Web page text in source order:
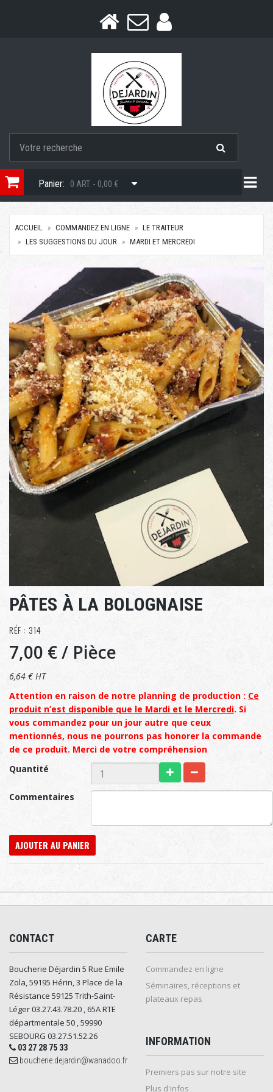
Panier: 0 ART. - 0,00 €
ACCUEIL COMMANDEZ EN LIGNE
LE TRAITEUR
LES SUGGESTIONS DU JOUR
MARDI ET MERCREDI
PÂTES À LA BOLOGNAISE
RÉF : 314
7,00 €/ Pièce
6,64 € HT
Attention en raison de notre planning de production : Ce
produit n’est disponible que le Mardi et le Mercredi. Si
vous commandez pour un jour autre que ceux
mentionnés, nous ne pourrons pas honorer la commande
de ce produit. Merci de votre compréhension
Quantité
Commentaires
AJOUTER AU PANIER
CONTACT
Boucherie Déjardin 5 Rue Emile
Zola, 59195 Hérin, 3 Place de la
Résistance 59125 Trith-Saint-
Léger 03.27.43.78.20 , 65A RTE
départmentale 50 , 59990
SEBOURG 03.27.51.52.26
03 27 28 75 33
boucherie.dejardin@wanadoo.fr
CARTE
Commandez en ligne
Séminaires, réceptions et
plateaux repas
INFORMATION
Premiers pas sur notre site
Plus d'infos